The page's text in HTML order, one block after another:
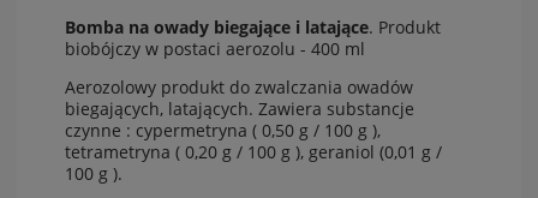
Bomba na owady biegające i latające. Produkt
biobójczy w postaci aerozolu - 400 ml
Aerozolowy produkt do zwalczania owadów
biegających, latających. Zawiera substancje
czynne : cypermetryna ( 0,50 g / 100 g ),
tetrametryna ( 0,20 g / 100 g ), geraniol (0,01 g /
100 g ).